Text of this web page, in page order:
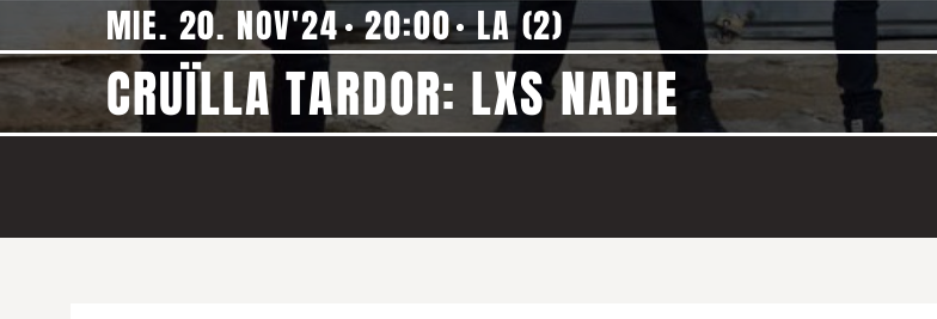
MIE. 20. NOV'24 20:00 LA (2)
CRUÏLLA TARDOR: LXS NADIE